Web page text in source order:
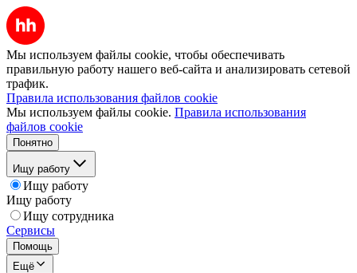
Мы используем файлы cookie, чтобы обеспечивать
правильную работу нашего веб-сайта и анализировать сетевой
трафик.
Правила использования файлов cookie
Мы используем файлы cookie. Правила использования
файлов cookie
Понятно
Ищу работу
Ищу работу
Ищу работу
Ищу сотрудника
Сервисы
Помощь
Ещё